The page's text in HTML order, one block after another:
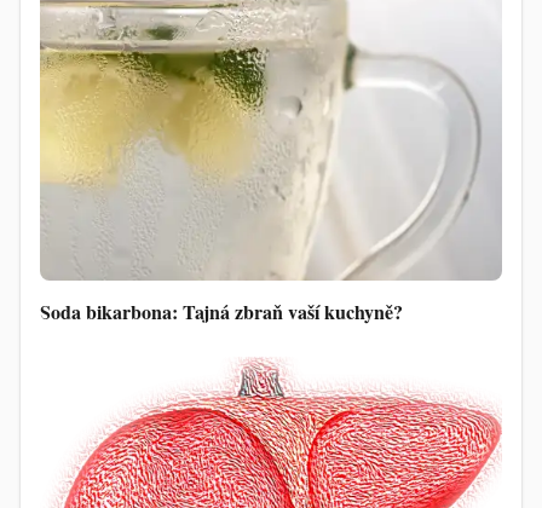
Soda bikarbona: Tajná zbraň vaší kuchyně?